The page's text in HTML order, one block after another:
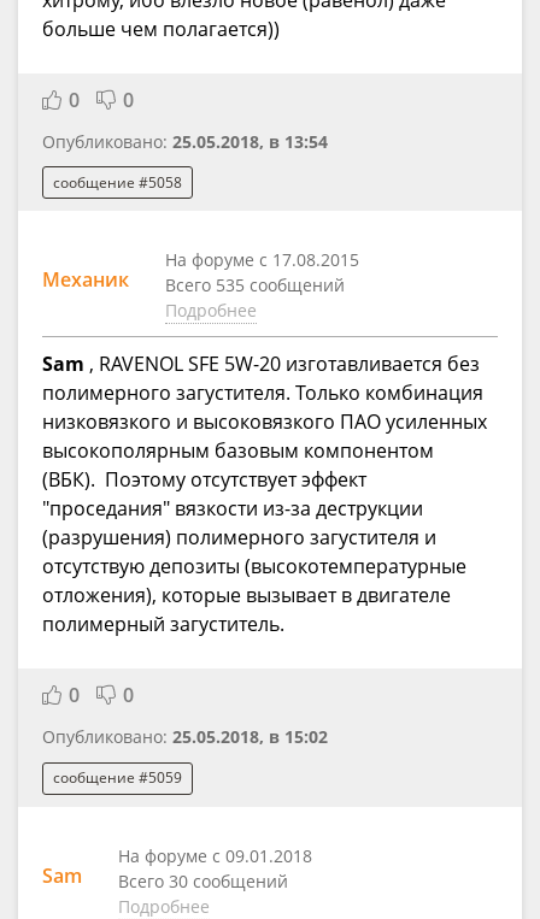
больше чем полагается))
0 0
Опубликовано: 25.05.2018, в 13:54
сообщение #5058
Механик
На форуме с 17.08.2015
Всего 535 сообщений
Подробнее
Sam , RAVENOL SFE 5W-20 изготавливается без
полимерного загустителя. Только комбинация
низковязкого и высоковязкого ПАО усиленных
высокополярным базовым компонентом
(ВБК). Поэтому отсутствует эффект
"проседания" вязкости из-за деструкции
(разрушения) полимерного загустителя и
отсутствую депозиты (высокотемпературные
отложения), которые вызывает в двигателе
полимерный загуститель.
0 0
Опубликовано: 25.05.2018, в 15:02
сообщение #5059
Sam
На форуме с 09.01.2018
Всего 30 сообщений
Подробнее